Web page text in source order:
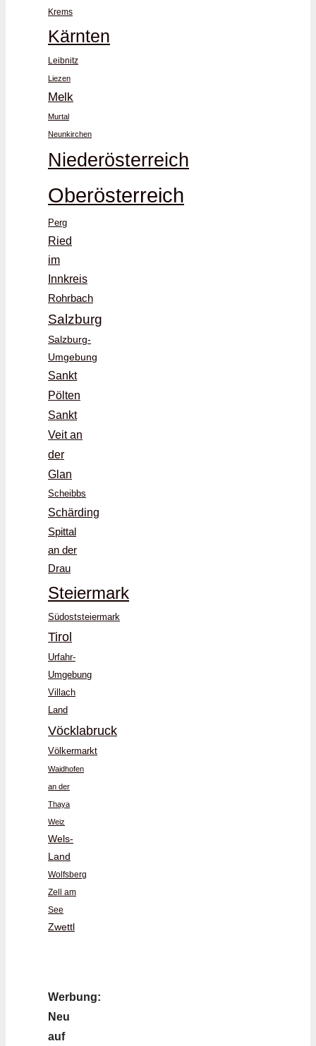
Krems
Kärnten
Leibnitz
Liezen
Melk
Murtal
Neunkirchen
Niederösterreich
Oberösterreich
Perg
Ried
im
Innkreis
Rohrbach
Salzburg
Salzburg-
Umgebung
Sankt
Pölten
Sankt
Veit an
der
Glan
Scheibbs
Schärding
Spittal
an der
Drau
Steiermark
Südoststeiermark
Tirol
Urfahr-
Umgebung
Villach
Land
Vöcklabruck
Völkermarkt
Waidhofen
an der
Thaya
Weiz
Wels-
Land
Wolfsberg
Zell am
See
Zwettl
Werbung:
Neu
auf